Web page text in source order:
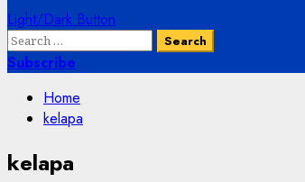
Light/Dark Button
Search
for:
Subscribe
Home
kelapa
kelapa